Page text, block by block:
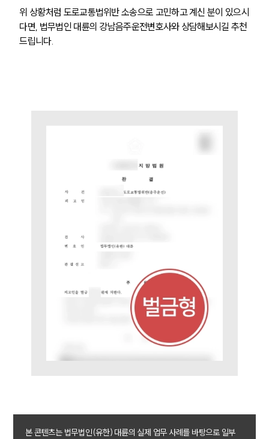
AI대륜
음주교통사고대응부 업무
전체
음주운전·교통사고전문변호사추천
소식/자료
언론보도
공지사항
법률 블로그
대륜법률상담예약
위 상황처럼 도로교통법위반 소송으로 고민하고 계신 분이 있으시
다면, 법무법인 대륜의 강남음주운전변호사와 상담해보시길 추천
드립니다.
본 콘텐츠는 법무법인(유한) 대륜의 실제 업무 사례를 바탕으로 일부